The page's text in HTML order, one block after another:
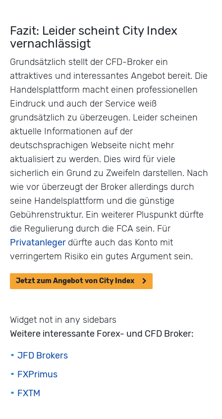
Fazit: Leider scheint City Index
vernachlässigt
Grundsätzlich stellt der CFD-Broker ein
attraktives und interessantes Angebot bereit. Die
Handelsplattform macht einen professionellen
Eindruck und auch der Service weiß
grundsätzlich zu überzeugen. Leider scheinen
aktuelle Informationen auf der
deutschsprachigen Webseite nicht mehr
aktualisiert zu werden. Dies wird für viele
sicherlich ein Grund zu Zweifeln darstellen. Nach
wie vor überzeugt der Broker allerdings durch
seine Handelsplattform und die günstige
Gebührenstruktur. Ein weiterer Pluspunkt dürfte
die Regulierung durch die FCA sein. Für
Privatanleger dürfte auch das Konto mit
verringertem Risiko ein gutes Argument sein.
Jetzt zum Angebot von City Index
Widget not in any sidebars
Weitere interessante Forex- und CFD Broker:
JFD Brokers
FXPrimus
FXTM